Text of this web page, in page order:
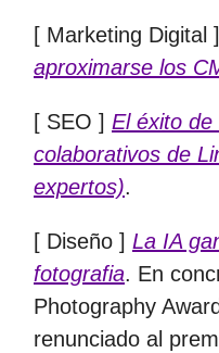
[ Marketing Digital ]
aproximarse los
[ SEO ] El éxito
colaborativos de
expertos).
[ Diseño ] La IA
fotografia. En
Photography
renunciado al